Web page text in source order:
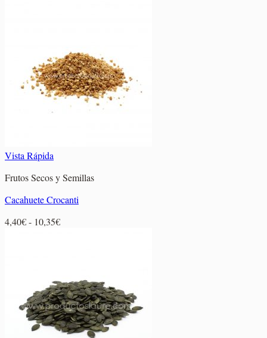
hasta
7,95€
Vista Rápida
Frutos Secos y Semillas
Cacahuete Crocanti
4,40€- 10,35€Rango
hasta
10,35€